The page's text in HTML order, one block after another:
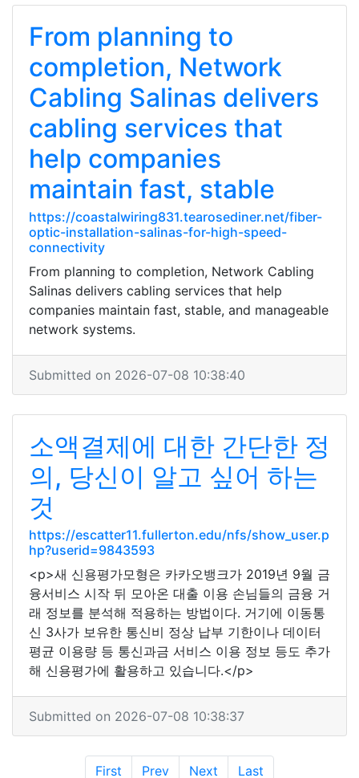
From planning to
completion, Network
Cabling Salinas delivers
cabling services that
help companies
maintain fast, stable
https://coastalwiring831.tearosediner.net/fiber-
optic-installation-salinas-for-high-speed-
connectivity
From planning to completion, Network Cabling
Salinas delivers cabling services that help
companies maintain fast, stable, and manageable
network systems.
Submitted on 2026-07-08 10:38:40
소액결제에 대한 간단한 정
의, 당신이 알고 싶어 하는
것
https://escatter11.fullerton.edu/nfs/show_user.p
hp?userid=9843593
<p>새 신용평가모형은 카카오뱅크가 2019년 9월 금
융서비스 시작 뒤 모아온 대출 이용 손님들의 금융 거
래 정보를 분석해 적용하는 방법이다. 거기에 이동통
신 3사가 보유한 통신비 정상 납부 기한이나 데이터
평균 이용량 등 통신과금 서비스 이용 정보 등도 추가
해 신용평가에 활용하고 있습니다.</p>
Submitted on 2026-07-08 10:38:37
First Prev Next Last